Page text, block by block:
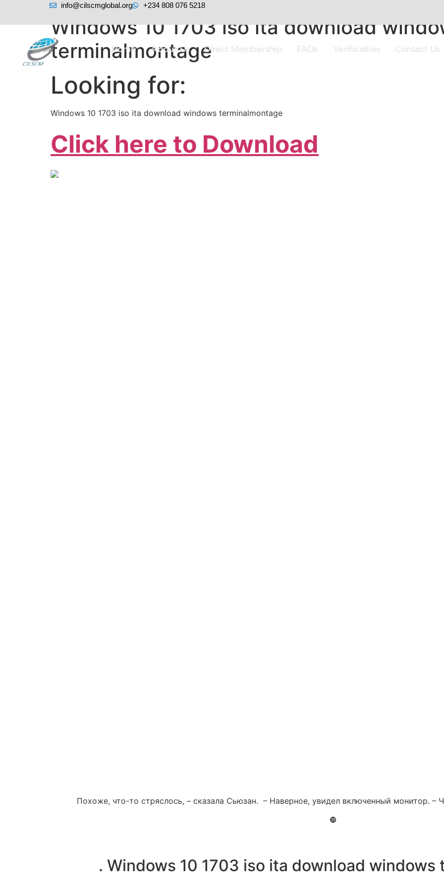
info@cilscmglobal.org +234 808 076 5218
Home About Us Direct Membership
Windows 10 1703 iso ita download
terminalmontage
Looking for:
Windows 10 1703 iso ita download windows terminalmontage
Click here to Download
Похоже, что-то стряслось, – сказала Сьюзан. – Наверное, увидел включенный монитор. –
❿
. Windows 10 1703 iso ita download